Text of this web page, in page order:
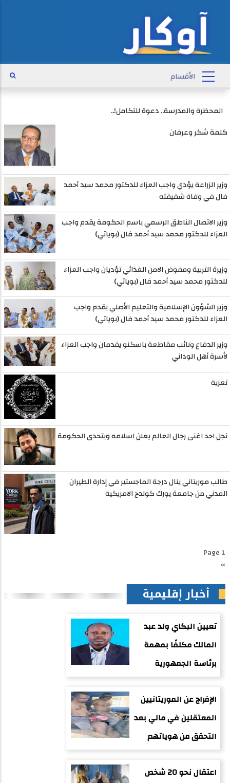
المحظرة والمدرسة.. دعوة للتكامل!..
كلمة شكر وعرفان
وزير الزراعة يؤدي واجب العزاء للدكتور محمد سيد أحمد
فال في وفاة شقيقته
وزير الاتصال الناطق الرسمي باسم الحكومة يقدم واجب
العزاء للدكتور محمد سيد أحمد فال (بوياتي)
وزيرة التربية ومفوض الامن الغذائي تؤديان واجب العزاء
للدكتور محمد سيد أحمد فال (بوياتي)
وزير الشؤون الإسلامية والتعليم الأصلي يقدم واجب
العزاء للدكتور محمد سيد أحمد فال (بوياتي)
وزير الدفاع ونائب مقاطعة باسكنو يقدمان واجب العزاء
لأسرة أهل الوداني
تعزية
نجل احد اغنى رجال العالم يعلن اسلامه ويتحدى الحكومة
طالب موريتاني ينال درجة الماجستير في إدارة الطيران
المدني من جامعة يورك كولدج الامريكية
Pagination
Page 1
الصفحة
››
أخبار إقليمية
تعيين البكاي ولد عبد
المالك مكلفًا بمهمة
برئاسة الجمهورية
الإفراج عن الموريتانيين
المعتقلين في مالي بعد
التحقق من هوياتهم
اعتقال نحو 20 شخص